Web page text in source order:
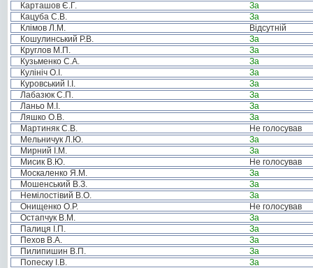
Карташов Є.Г.
За
Кацуба С.В.
За
Клімов Л.М.
Відсутній
Кошулинський Р.В.
За
Круглов М.П.
За
Кузьменко С.А.
За
Кулініч О.І.
За
Куровський І.І.
За
Лабазюк С.П.
За
Ланьо М.І.
За
Ляшко О.В.
За
Мартиняк С.В.
Не голосував
Мельничук Л.Ю.
За
Мирний І.М.
За
Мисик В.Ю.
Не голосував
Москаленко Я.М.
За
Мошенський В.З.
За
Немілостівий В.О.
За
Онищенко О.Р.
Не голосував
Остапчук В.М.
За
Палиця І.П.
За
Пехов В.А.
За
Пилипишин В.П.
За
Попеску І.В.
За